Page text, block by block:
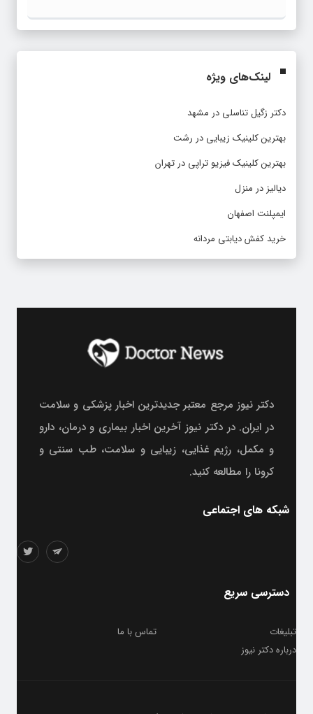
لینک‌های ویژه
دکتر زگیل تناسلی در مشهد
بهترین کلینیک زیبایی در رشت
بهترین کلینیک فیزیو تراپی در تهران
دیالیز در منزل
ایمپلنت اصفهان
خرید کفش دیابتی مردانه
دکتر نیوز مرجع معتبر جدیدترین اخبار پزشکی و سلامت
در ایران. در دکتر نیوز آخرین اخبار بیماری و درمان، دارو
و مکمل، رژیم غذایی، زیبایی و سلامت، طب سنتی و
کرونا را مطالعه کنید.
شبکه های اجتماعی
دسترسی سریع
تبلیغات
تماس با ما
درباره دکتر نیوز